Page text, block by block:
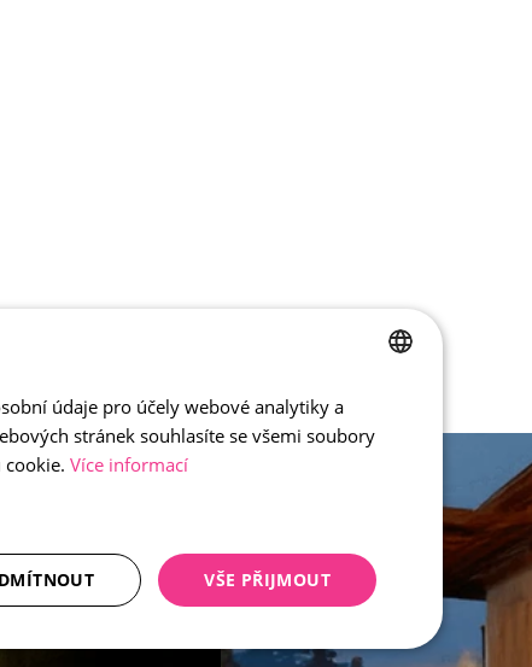
CZECH
ENGLISH
údaje pro účely webové analytiky a
stránek souhlasíte se všemi soubory
Více informací
VŠE PŘIJMOUT
Marketing